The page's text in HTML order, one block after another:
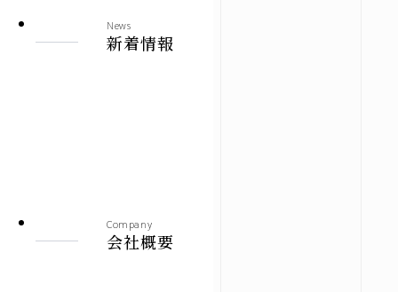
News
新着情報
Company
会社概要